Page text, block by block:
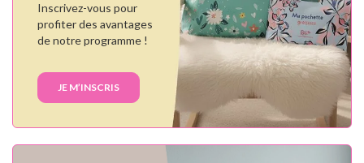
Inscrivez-vous pour
profiter des avantages
de notre programme !
JE M’INSCRIS